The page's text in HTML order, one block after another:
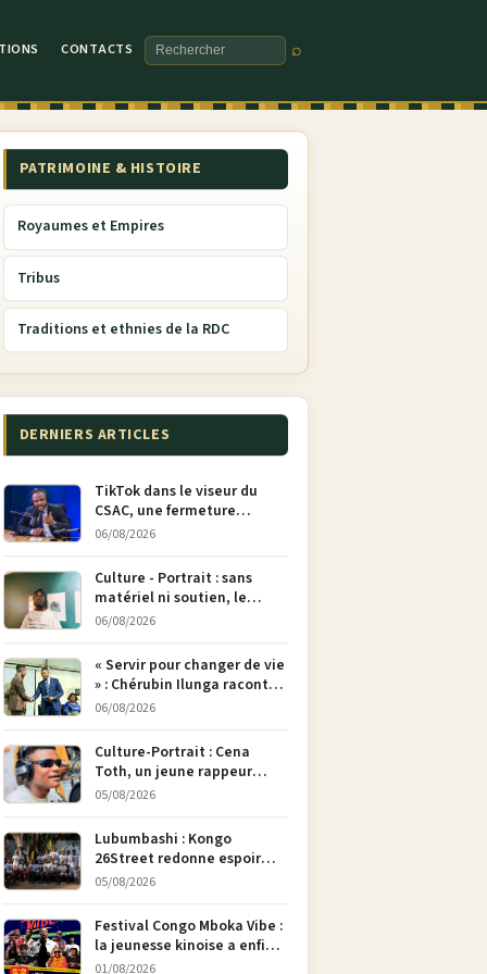
CONTACTS
Rechercher
⌕
PATRIMOINE & HISTOIRE
Royaumes et Empires
Tribus
Traditions et ethnies de la RDC
DERNIERS ARTICLES
TikTok dans le viseur du
CSAC, une fermeture
envisagée pour contrer la
06/08/2026
Culture - Portrait : sans
matériel ni soutien, le
dessinateur Justin
son crayon
06/08/2026
« Servir pour changer de vie
» : Chérubin Ilunga raconte
le parcours du député
Tshimbu en 137 pages
06/08/2026
Culture-Portrait : Cena
Toth, un jeune rappeur
déterminé à faire entendre
05/08/2026
Lubumbashi : Kongo
26Street redonne espoir
aux enfants de la rue par
05/08/2026
Festival Congo Mboka Vibe :
la jeunesse kinoise a enfin
sa plateforme de culture
01/08/2026